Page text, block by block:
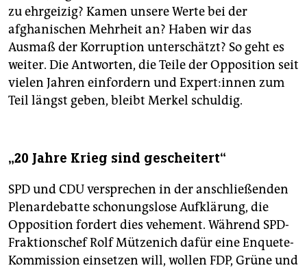
zu ehrgeizig? Kamen unsere Werte bei der
afghanischen Mehrheit an? Haben wir das
Ausmaß der Korruption unterschätzt? So geht es
weiter. Die Antworten, die Teile der Opposition seit
vielen Jahren einfordern und Ex­per­t:in­nen zum
Teil längst geben, bleibt Merkel schuldig.
„20 Jahre Krieg sind gescheitert“
SPD und CDU versprechen in der anschließenden
Plenardebatte schonungslose Aufklärung, die
Opposition fordert dies vehement. Während SPD-
Fraktionschef Rolf Mützenich dafür eine Enquete-
Kommission einsetzen will, wollen FDP, Grüne und